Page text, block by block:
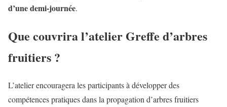
d’une demi-journée.
Que couvrira l’atelier Greffe d’arbres
fruitiers ?
L’atelier encouragera les participants à développer des
compétences pratiques dans la propagation d’arbres fruitiers